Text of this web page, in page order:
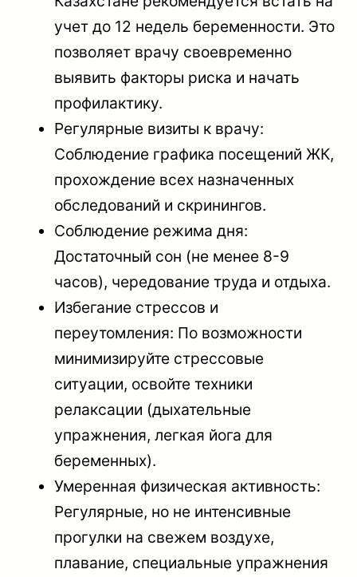
учет до 12 недель беременности. Это
позволяет врачу своевременно
выявить факторы риска и начать
профилактику.
Регулярные визиты к врачу:
Соблюдение графика посещений ЖК,
прохождение всех назначенных
обследований и скринингов.
Соблюдение режима дня:
Достаточный сон (не менее 8-9
часов), чередование труда и отдыха.
Избегание стрессов и
переутомления: По возможности
минимизируйте стрессовые
ситуации, освойте техники
релаксации (дыхательные
упражнения, легкая йога для
беременных).
Умеренная физическая активность:
Регулярные, но не интенсивные
прогулки на свежем воздухе,
плавание, специальные упражнения